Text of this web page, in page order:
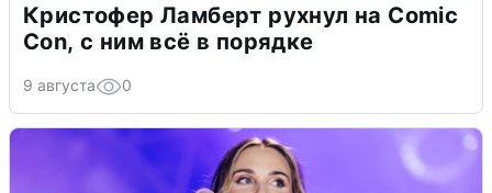
Кристофер Ламберт рухнул на Comic
Con, с ним всё в порядке
9 августа 0